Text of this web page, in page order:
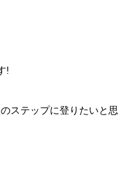
!
ステップに登りたいと思